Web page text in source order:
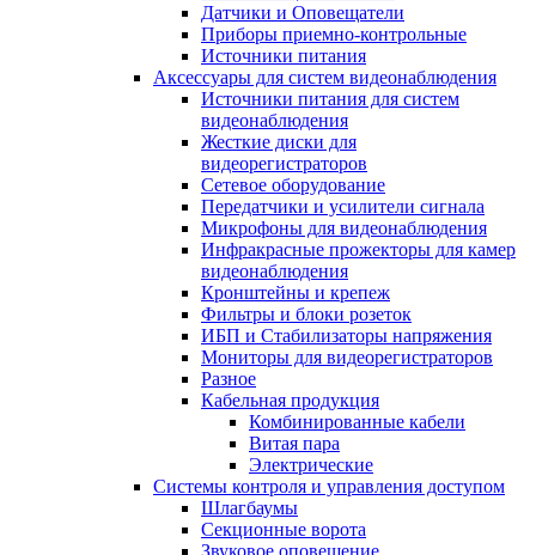
Датчики и Оповещатели
Приборы приемно-контрольные
Источники питания
Аксессуары для систем видеонаблюдения
Источники питания для систем
видеонаблюдения
Жесткие диски для
видеорегистраторов
Сетевое оборудование
Передатчики и усилители сигнала
Микрофоны для видеонаблюдения
Инфракрасные прожекторы для камер
видеонаблюдения
Кронштейны и крепеж
Фильтры и блоки розеток
ИБП и Стабилизаторы напряжения
Мониторы для видеорегистраторов
Разное
Кабельная продукция
Комбинированные кабели
Витая пара
Электрические
Системы контроля и управления доступом
Шлагбаумы
Секционные ворота